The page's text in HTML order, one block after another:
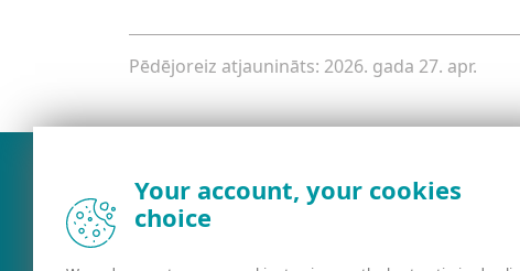
Pēdējoreiz atjaunināts: 2026. gada 27. apr.
Your account, your cookies
choice